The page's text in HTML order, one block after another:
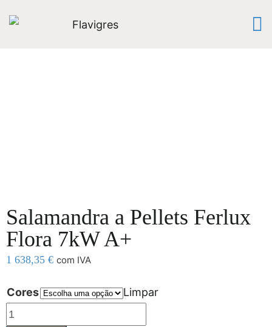
Salamandra a Pellets Ferlux
Flora 7kW A+
1 638,35 € com IVA
Cores Limpar